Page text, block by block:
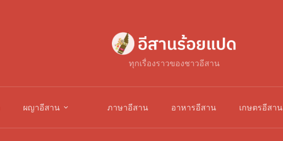
ทุกเรื่องราวของชาวอีสาน
ผญาอีสาน ภาษาอีสาน อาหารอีสาน เกษตรอีสาน